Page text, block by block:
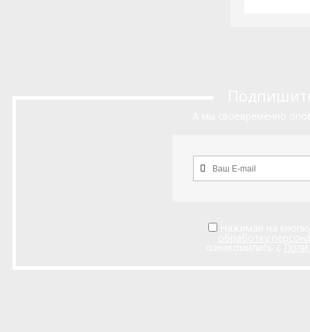
Нажимая на